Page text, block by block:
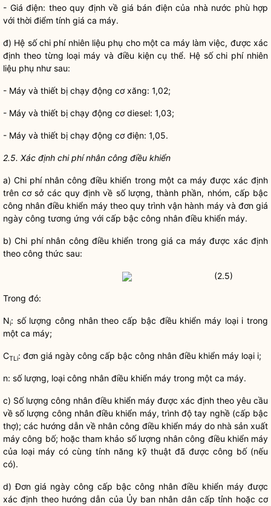
- Giá điện: theo quy định về giá bán điện của nhà nước phù hợp
với thời điểm tính giá ca máy.
đ) Hệ sốchi phínhiên liệu phụ cho một ca máy làm việc, được xác
định theo từng loại máy và điều kiện cụ thể. Hệ sốchi phínhiên
liệu phụ như sau:
- Máy và thiết bị chạy động cơ xăng: 1,02;
- Máy và thiết bị chạy động cơ diesel: 1,03;
- Máy và thiết bị chạy động cơ điện: 1,05.
2.5. Xác định chi phí nhân công điều khiển
a)Chi phínhân công điều khiển trong một ca máy được xác định
trên cơ sở các quy định về số lượng, thành phần, nhóm, cấp bậc
công nhân điều khiển máy theo quy trình vận hành máy và đơn giá
ngày công tương ứng với cấp bậc công nhân điều khiển máy.
b)Chi phínhân công điều khiển trong giá ca máy được xác định
theo công thức sau:
(2.5)
Trong đó:
Ni: số lượng công nhân theo cấp bậc điều khiển máy loại i trong
một ca máy;
CTLi: đơn giá ngày công cấp bậc công nhân điều khiển máy loại i;
n: số lượng, loại công nhân điều khiển máy trong một ca máy.
c) Số lượng công nhân điều khiển máy được xác định theo yêu cầu
về số lượng công nhân điều khiển máy, trình độ tay nghề (cấp bậc
thợ); các hướng dẫn về nhân công điều khiển máy do nhà sản xuất
máy công bố; hoặc tham khảo số lượng nhân công điều khiển máy
của loại máy có cùng tính năng kỹ thuật đã được công bố (nếu
có).
d) Đơn giá ngày công cấp bậc công nhân điều khiển máy được
xác định theo hướng dẫn của Ủy ban nhân dân cấp tỉnh hoặc cơ